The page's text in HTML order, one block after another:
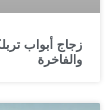
زجاج أبواب
والفاخرة